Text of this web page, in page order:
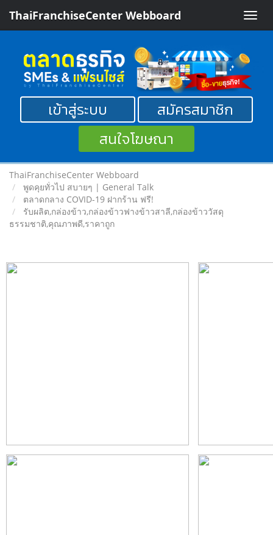
Toggle
ThaiFranchiseCenter Webboard
เข้าสู่ระบบ
สมัครสมาชิก
สนใจโฆษณา
ThaiFranchiseCenter Webboard
พูดคุยทั่วไป สบายๆ | General Talk
ตลาดกลาง COVID-19 ฝากร้าน ฟรี!
รับผลิต,กล่องข้าว,กล่องข้าวฟางข้าวสาลี,กล่องข้าววัสดุ
ธรรมชาติ,คุณภาพดี,ราคาถูก